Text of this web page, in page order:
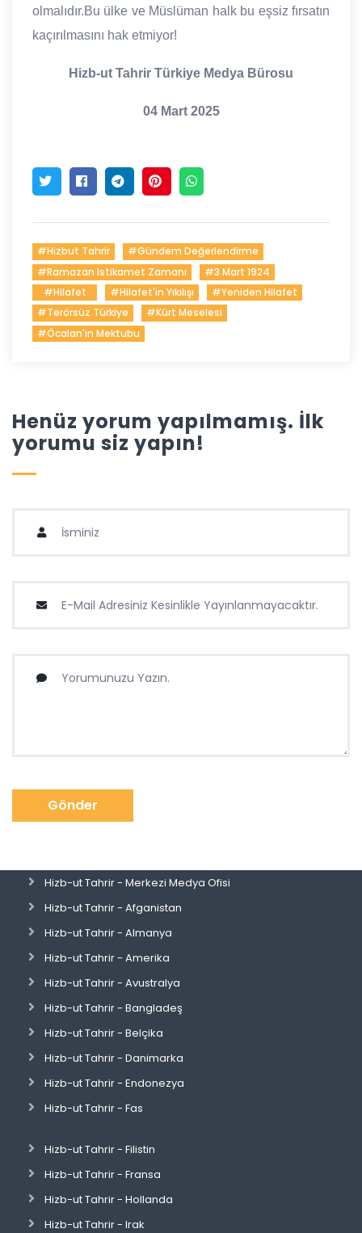
olmalıdır.Bu ülke ve Müslüman halk bu eşsiz fırsatın
kaçırılmasını hak etmiyor!
Hizb-ut Tahrir Türkiye Medya Bürosu
04 Mart 2025
#hizbut Tahrir
#gündem Değerlendirme
#ramazan Istikamet Zamanı
#3 Mart 1924
#Hilafet
#Hilafet'in Yıkılışı
#Yeniden Hilafet
#Terörsüz Türkiye
#Kürt Meselesi
#Öcalan'ın Mektubu
Henüz yorum yapılmamış. İlk
yorumu siz yapın!
Gönder
Hizb-ut Tahrir - Merkezi Medya Ofisi
Hizb-ut Tahrir - Afganistan
Hizb-ut Tahrir - Almanya
Hizb-ut Tahrir - Amerika
Hizb-ut Tahrir - Avustralya
Hizb-ut Tahrir - Bangladeş
Hizb-ut Tahrir - Belçika
Hizb-ut Tahrir - Danimarka
Hizb-ut Tahrir - Endonezya
Hizb-ut Tahrir - Fas
Hizb-ut Tahrir - Filistin
Hizb-ut Tahrir - Fransa
Hizb-ut Tahrir - Hollanda
Hizb-ut Tahrir - Irak